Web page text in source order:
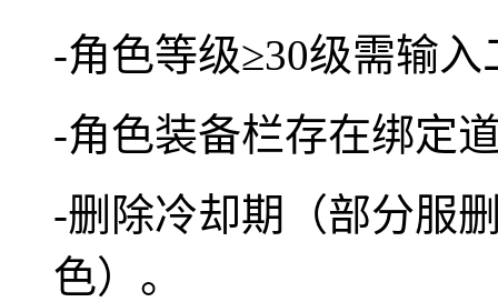
-角色等级≥30级需输
-角色装备栏存在绑定
-删除冷却期（部分服
色）。